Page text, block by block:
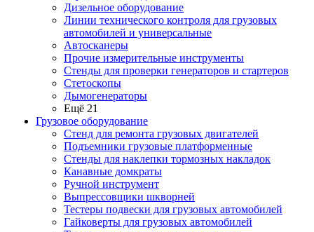
Дизельное оборудование
Линии технического контроля для грузовых
автомобилей и универсальные
Автосканеры
Прочие измерительные инструменты
Стенды для проверки генераторов и стартеров
Стетоскопы
Дымогенераторы
Ещё 21
Грузовое оборудование
Стенд для ремонта грузовых двигателей
Подъемники грузовые платформенные
Стенды для наклепки тормозных накладок
Канавные домкраты
Ручной инструмент
Выпрессовщики шкворней
Тестеры подвески для грузовых автомобилей
Гайковерты для грузовых автомобилей